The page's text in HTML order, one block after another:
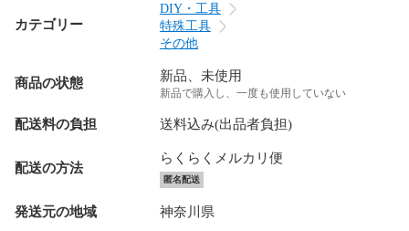
カテゴリー
DIY・工具
特殊工具
その他
商品の状態 新品、未使用
新品で購入し、一度も使用していない
配送料の負担 送料込み(出品者負担)
配送の方法
らくらくメルカリ便
匿名配送
発送元の地域 神奈川県